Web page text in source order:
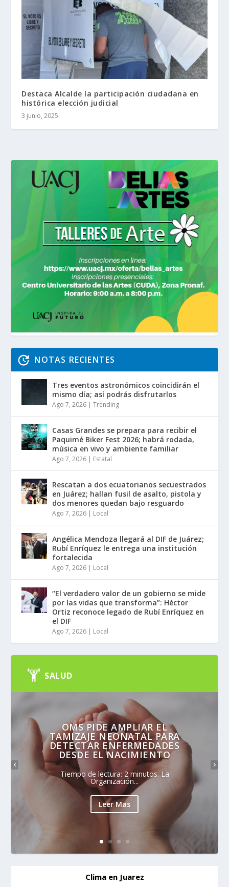
Destaca Alcalde la participación ciudadana en
histórica elección judicial
3 junio, 2025
NOTAS RECIENTES
Tres eventos astronómicos coincidirán el
mismo día; así podrás disfrutarlos
Ago 7, 2026 |Trending
Casas Grandes se prepara para recibir el
Paquimé Biker Fest 2026; habrá rodada,
música en vivo y ambiente familiar
Ago 7, 2026 | Estatal
Rescatan a dos ecuatorianos secuestrados
en Juárez; hallan fusil de asalto, pistola y
dos menores quedan bajo resguardo
Ago 7, 2026 | Local
Angélica Mendoza llegará al DIF de Juárez;
Rubí Enríquez le entrega una institución
fortalecida
Ago 7, 2026 | Local
“El verdadero valor de un gobierno se mide
por las vidas que transforma”: Héctor
Ortiz reconoce legado de Rubí Enríquez en
el DIF
Ago 7, 2026 | Local
SALUD
OMS PIDE AMPLIAR EL
TAMIZAJE NEONATAL PARA
DETECTAR ENFERMEDADES
DESDE EL NACIMIENTO
Tiempo de lectura: 2 minutos. La
Organización...
Leer Mas
Clima en Juarez